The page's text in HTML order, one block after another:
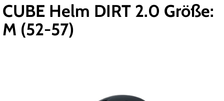
CUBE Helm DIRT 2.0 Größe:
M (52-57)